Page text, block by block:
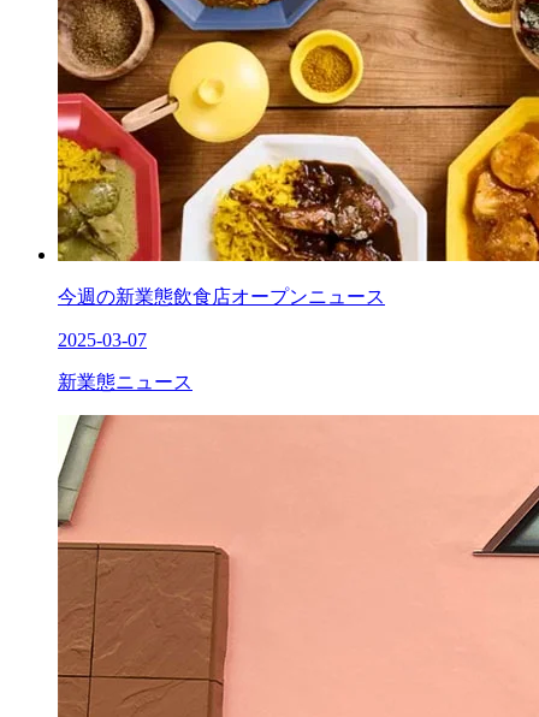
今週の新業態飲食店オープンニュース
2025-03-07
新業態ニュース